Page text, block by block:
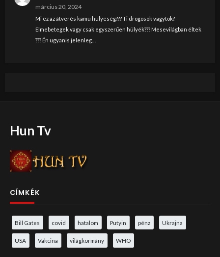
március 20, 2024
Mi ez az átverés kamu hülyeség??? Ti drogosok vagytok?
Elmebetegek vagy csak egyszerűen hülyék??? Mesevilágban éltek
??? Én ugyanis jelenleg…
Hun Tv
CÍMKÉK
Bill Gates covid hatalom Putyin pénz Ukrajna
USA Vakcina világkormány WHO